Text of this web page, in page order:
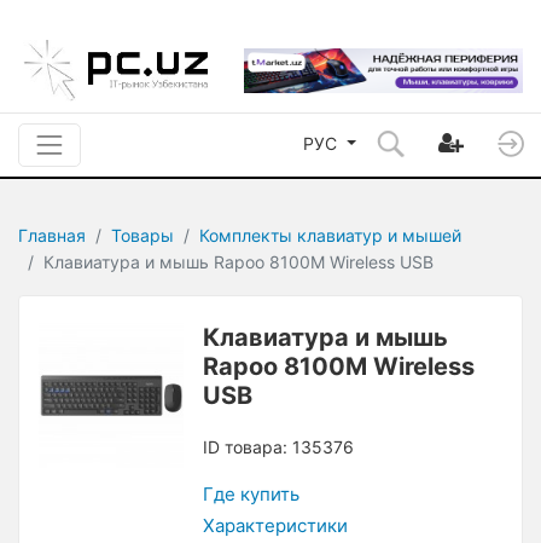
РУС
Главная Товары
Комплекты клавиатур и мышей
Клавиатура и мышь Rapoo 8100M Wireless USB
Клавиатура и мышь
Rapoo 8100M Wireless
USB
ID товара: 135376
Где купить
Характеристики